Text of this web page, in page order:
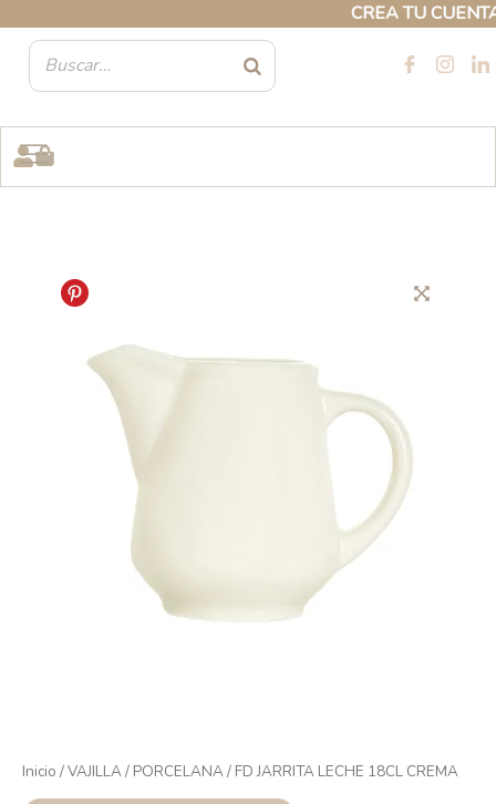
CREA TU CUENTA
contenido
Inicio /VAJILLA/ PORCELANA/ FD JARRITA LECHE 18CL CREMA